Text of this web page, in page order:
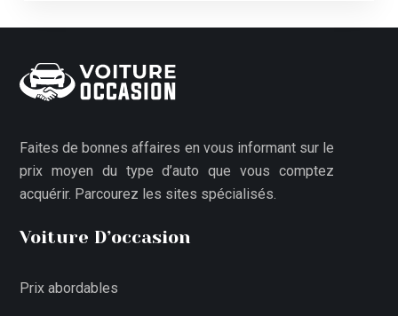
Faites de bonnes affaires en vous informant sur le
prix moyen du type d’auto que vous comptez
acquérir. Parcourez les sites spécialisés.
Voiture D’occasion
Prix abordables